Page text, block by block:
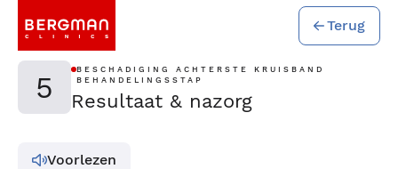
Terug
5
BESCHADIGING ACHTERSTE KRUISBAND
BEHANDELINGSSTAP
Resultaat & nazorg
Voorlezen